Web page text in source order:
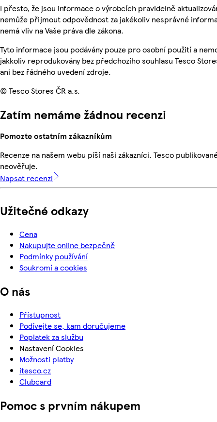
I přesto, že jsou informace o výrobcích pravidelně
nemůže přijmout odpovědnost za jakékoliv nesprávné
nemá vliv na Vaše práva dle zákona.
Tyto informace jsou podávány pouze pro osobní použití a
jakkoliv reprodukovány bez předchozího souhlasu Tesco
ani bez řádného uvedení zdroje.
© Tesco Stores ČR a.s.
Zatím nemáme žádnou recenzi
Pomozte ostatním zákazníkům
Recenze na našem webu píší naši zákazníci. Tesco
neověřuje.
Napsat recenzi
Užitečné odkazy
Cena
Nakupujte online bezpečně
Podmínky používání
Soukromí a cookies
O nás
Přístupnost
Podívejte se, kam doručujeme
Poplatek za službu
Nastavení Cookies
Možnosti platby
itesco.cz
Clubcard
Pomoc s prvním nákupem